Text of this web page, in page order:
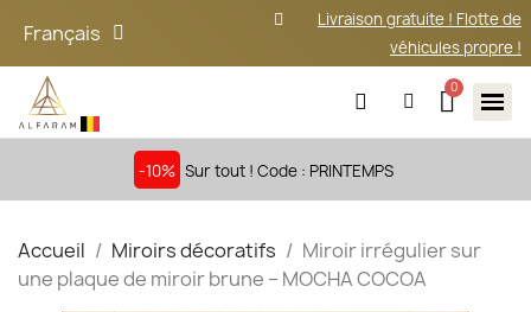
Français
Livraison gratuite ! Flotte de
véhicules propre !
-10% Sur tout ! Code : PRINTEMPS
Accueil Miroirs décoratifs
Miroir irrégulier sur
une plaque de miroir brune – MOCHA COCOA